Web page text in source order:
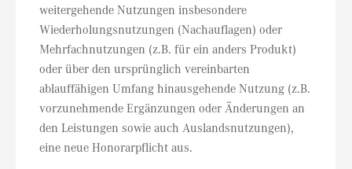
weitergehende Nutzungen insbesondere
Wiederholungsnutzungen (Nachauflagen) oder
Mehrfachnutzungen (z.B. für ein anders Produkt)
oder über den ursprünglich vereinbarten
ablauffähigen Umfang hinausgehende Nutzung (z.B.
vorzunehmende Ergänzungen oder Änderungen an
den Leistungen sowie auch Auslandsnutzungen),
eine neue Honorarpflicht aus.